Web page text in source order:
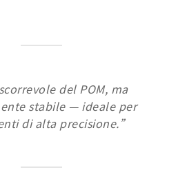
del POM, ma
stabile — ideale per
di alta precisione.”